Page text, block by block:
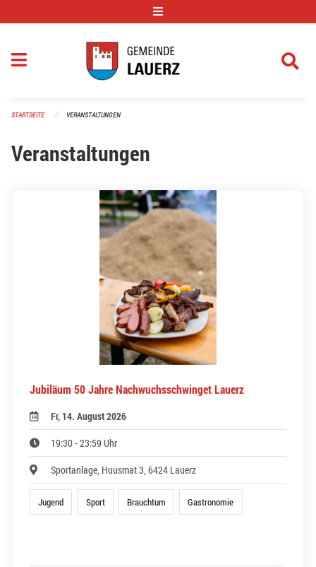
STARTSEITE VERANSTALTUNGEN
Veranstaltungen
Jubiläum 50 Jahre Nachwuchsschwinget Lauerz
Fr, 14. August 2026
19:30 - 23:59 Uhr
Sportanlage, Huusmat 3, 6424 Lauerz
Jugend Sport Brauchtum Gastronomie